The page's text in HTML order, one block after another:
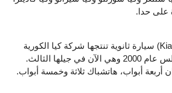
حدا.
كيا ريو (بالإنجليزية: Kia Rio) سيارة ثانوية تنتجها شركة كيا الكورية
الجنوبية منذ شهر أغسطس عام 2000 وهي الآن في جيلها الثالث.
أربعة أبواب، هاتشباك ثلاثة وخمسة أبواب.